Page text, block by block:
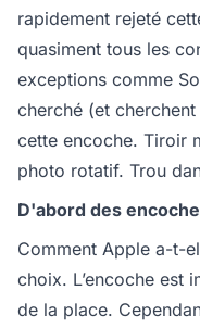
rapidement rejeté
quasiment tous les
exceptions comme
cherché (et
cette encoche. Tiroir
photo rotatif. Trou
D'abord des
Comment Apple a-t-
choix. L’encoche est
de la place.